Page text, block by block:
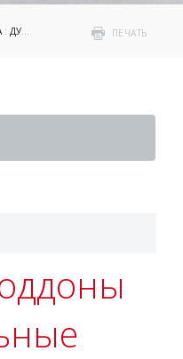
ПЕЧАТЬ
: ДУШЕВЫЕ ПОДДОНЫ ПО ФОРМЕ